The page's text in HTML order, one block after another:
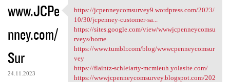
www.JCPe
nney.com/
Sur
24.11.2023
https://jcpenneycomsurvey9
https://jcpenneycomsurvey9.wordpress.com/2023/
10/30/jcpenney-customer-sa...
https://sites.google.com/view/wwwjcpenneycomsu
rveys/home
https://www.tumblr.com/blog/wwwcpenneycomsur
vey
https://flaintz-schleiarty-mcmieuh.yolasite.com/
https://wwwjcpenneycomsurvey.blogspot.com/202